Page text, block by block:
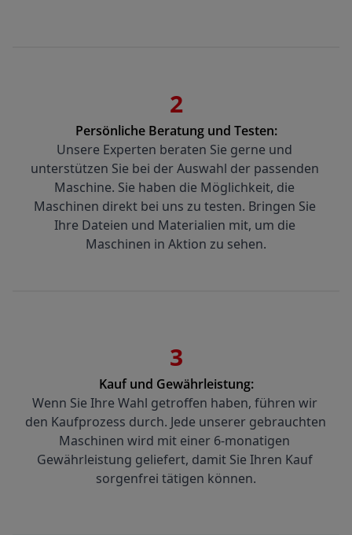
2
Persönliche Beratung und Testen:
Unsere Experten beraten Sie gerne und
unterstützen Sie bei der Auswahl der passenden
Maschine. Sie haben die Möglichkeit, die
Maschinen direkt bei uns zu testen. Bringen Sie
Ihre Dateien und Materialien mit, um die
Maschinen in Aktion zu sehen.
3
Kauf und Gewährleistung:
Wenn Sie Ihre Wahl getroffen haben, führen wir
den Kaufprozess durch. Jede unserer gebrauchten
Maschinen wird mit einer 6-monatigen
Gewährleistung geliefert, damit Sie Ihren Kauf
sorgenfrei tätigen können.